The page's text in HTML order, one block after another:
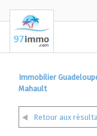
Immobilier
Mahault
Retour aux